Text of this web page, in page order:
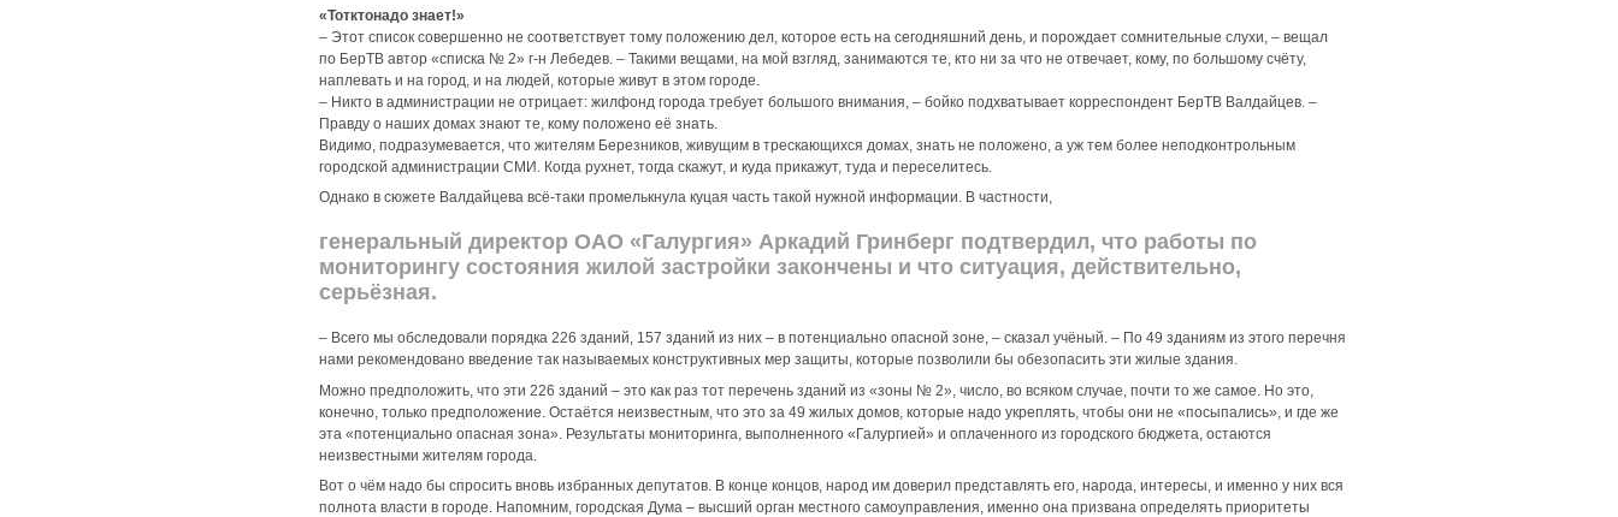
«Тотктонадо знает!»
– Этот список совершенно не соответствует тому положению дел, которое есть на сегодняшний день, и порождает сомнительные слухи, – вещал
по БерТВ автор «списка № 2» г-н Лебедев. – Такими вещами, на мой взгляд, занимаются те, кто ни за что не отвечает, кому, по большому счёту,
наплевать и на город, и на людей, которые живут в этом городе.
– Никто в администрации не отрицает: жилфонд города требует большого внимания, – бойко подхватывает корреспондент БерТВ Валдайцев. –
Правду о наших домах знают те, кому положено её знать.
Видимо, подразумевается, что жителям Березников, живущим в трескающихся домах, знать не положено, а уж тем более неподконтрольным
городской администрации СМИ. Когда рухнет, тогда скажут, и куда прикажут, туда и переселитесь.
Однако в сюжете Валдайцева всё-таки промелькнула куцая часть такой нужной информации. В частности,
генеральный директор ОАО «Галургия» Аркадий Гринберг подтвердил, что работы по
мониторингу состояния жилой застройки закончены и что ситуация, действительно,
серьёзная.
– Всего мы обследовали порядка 226 зданий, 157 зданий из них – в потенциально опасной зоне, – сказал учёный. – По 49 зданиям из этого перечня
нами рекомендовано введение так называемых конструктивных мер защиты, которые позволили бы обезопасить эти жилые здания.
Можно предположить, что эти 226 зданий – это как раз тот перечень зданий из «зоны № 2», число, во всяком случае, почти то же самое. Но это,
конечно, только предположение. Остаётся неизвестным, что это за 49 жилых домов, которые надо укреплять, чтобы они не «посыпались», и где же
эта «потенциально опасная зона». Результаты мониторинга, выполненного «Галургией» и оплаченного из городского бюджета, остаются
неизвестными жителям города.
Вот о чём надо бы спросить вновь избранных депутатов. В конце концов, народ им доверил представлять его, народа, интересы, и именно у них вся
полнота власти в городе. Напомним, городская Дума – высший орган местного самоуправления, именно она призвана определять приоритеты